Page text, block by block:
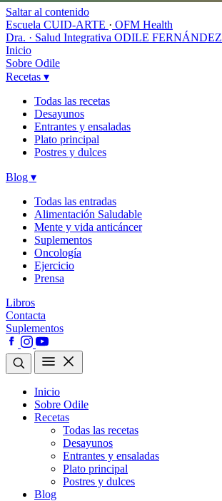
Saltar al contenido
Escuela CUID-ARTE · OFM Health
Dra. · Salud Integrativa ODILE FERNÁNDEZ
Inicio
Sobre Odile
Recetas ▾
Todas las recetas
Desayunos
Entrantes y ensaladas
Plato principal
Postres y dulces
Blog ▾
Todas las entradas
Alimentación Saludable
Mente y vida anticáncer
Suplementos
Oncología
Ejercicio
Prensa
Libros
Contacta
Suplementos
Inicio
Sobre Odile
Recetas
Todas las recetas
Desayunos
Entrantes y ensaladas
Plato principal
Postres y dulces
Blog